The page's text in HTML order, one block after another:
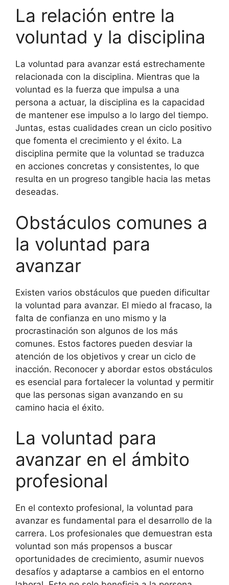
La relación entre la
voluntad y la disciplina
La voluntad para avanzar está estrechamente
relacionada con la disciplina. Mientras que la
voluntad es la fuerza que impulsa a una
persona a actuar, la disciplina es la capacidad
de mantener ese impulso a lo largo del tiempo.
Juntas, estas cualidades crean un ciclo positivo
que fomenta el crecimiento y el éxito. La
disciplina permite que la voluntad se traduzca
en acciones concretas y consistentes, lo que
resulta en un progreso tangible hacia las metas
deseadas.
Obstáculos comunes a
la voluntad para
avanzar
Existen varios obstáculos que pueden dificultar
la voluntad para avanzar. El miedo al fracaso, la
falta de confianza en uno mismo y la
procrastinación son algunos de los más
comunes. Estos factores pueden desviar la
atención de los objetivos y crear un ciclo de
inacción. Reconocer y abordar estos obstáculos
es esencial para fortalecer la voluntad y permitir
que las personas sigan avanzando en su
camino hacia el éxito.
La voluntad para
avanzar en el ámbito
profesional
En el contexto profesional, la voluntad para
avanzar es fundamental para el desarrollo de la
carrera. Los profesionales que demuestran esta
voluntad son más propensos a buscar
oportunidades de crecimiento, asumir nuevos
desafíos y adaptarse a cambios en el entorno